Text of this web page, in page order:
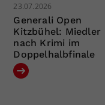
23.07.2026
Generali Open
Kitzbühel: Miedler
nach Krimi im
Doppelhalbfinale